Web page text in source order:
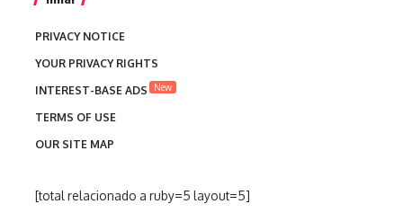
PRIVACY NOTICE
YOUR PRIVACY RIGHTS
INTEREST-BASE ADS
New
TERMS OF USE
OUR SITE MAP
[total relacionado a ruby=5 layout=5]